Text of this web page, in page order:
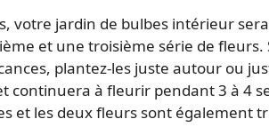
votre jardin de bulbes intérieur
et une troisième série de fleurs.
plantez-les juste autour ou
continuera à fleurir pendant 3 à 4
et les deux fleurs sont également